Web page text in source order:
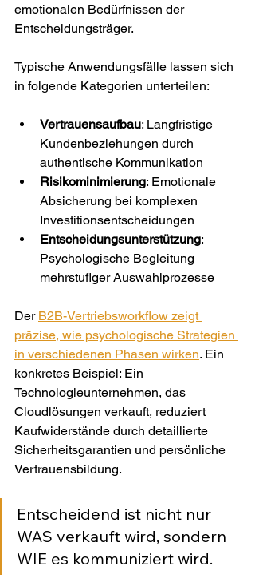
emotionalen Bedürfnissen der
Entscheidungsträger.
Typische Anwendungsfälle lassen sich
in folgende Kategorien unterteilen:
Vertrauensaufbau: Langfristige
Kundenbeziehungen durch
authentische Kommunikation
Risikominimierung: Emotionale
Absicherung bei komplexen
Investitionsentscheidungen
Entscheidungsunterstützung:
Psychologische Begleitung
mehrstufiger Auswahlprozesse
Der B2B-Vertriebsworkflow zeigt
präzise, wie psychologische Strategien
in verschiedenen Phasen wirken. Ein
konkretes Beispiel: Ein
Technologieunternehmen, das
Cloudlösungen verkauft, reduziert
Kaufwiderstände durch detaillierte
Sicherheitsgarantien und persönliche
Vertrauensbildung.
Entscheidend ist nicht nur
WAS verkauft wird, sondern
WIE es kommuniziert wird.